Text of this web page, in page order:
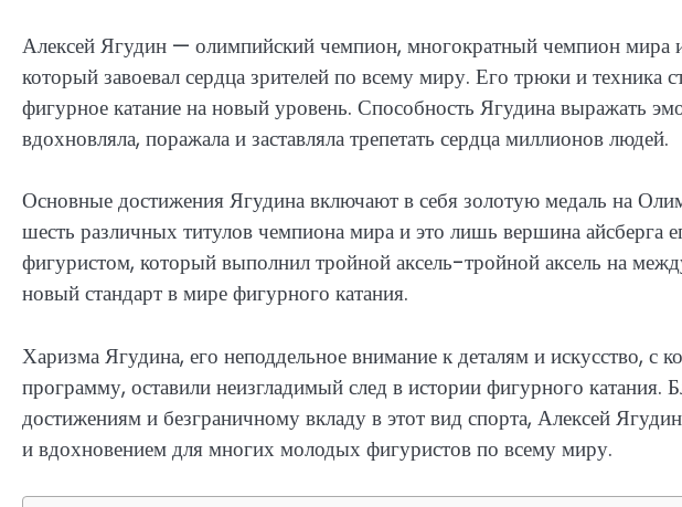
Алексей Ягудин — олимпийский чемпион, многократный чемпион мира
который завоевал сердца зрителей по всему миру. Его трюки и техника
фигурное катание на новый уровень. Способность Ягудина выражать
вдохновляла, поражала и заставляла трепетать сердца миллионов людей.
Основные достижения Ягудина включают в себя золотую медаль на
шесть различных титулов чемпиона мира и это лишь вершина айсберга
фигуристом, который выполнил тройной аксель-тройной аксель на
новый стандарт в мире фигурного катания.
Харизма Ягудина, его неподдельное внимание к деталям и искусство, с
программу, оставили неизгладимый след в истории фигурного катания.
достижениям и безграничному вкладу в этот вид спорта, Алексей
и вдохновением для многих молодых фигуристов по всему миру.